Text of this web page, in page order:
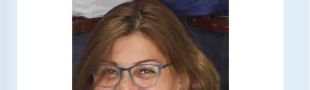
Escuela hospitalaria El Carmen de Maipu.
25/06/2026
¿Qué habrían dicho?